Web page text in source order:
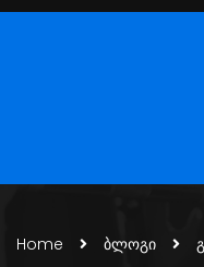
Home ბლოგი